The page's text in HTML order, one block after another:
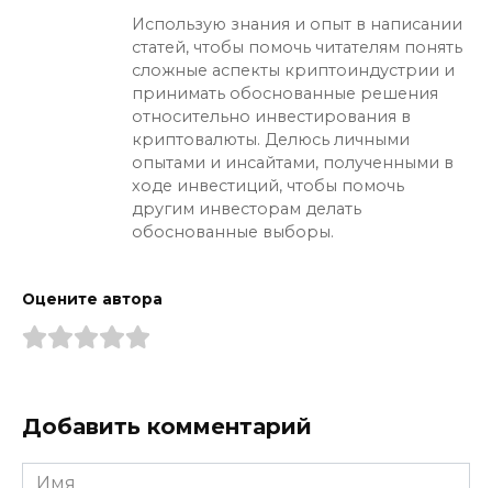
Использую знания и опыт в написании
статей, чтобы помочь читателям понять
сложные аспекты криптоиндустрии и
принимать обоснованные решения
относительно инвестирования в
криптовалюты. Делюсь личными
опытами и инсайтами, полученными в
ходе инвестиций, чтобы помочь
другим инвесторам делать
обоснованные выборы.
Оцените автора
Добавить комментарий
Имя